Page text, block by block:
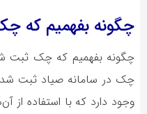
چگونه بفهمیم که
چگونه بفهمیم که چک ثبت
چک در سامانه صیاد ثبت
وجود دارد که با استفاده